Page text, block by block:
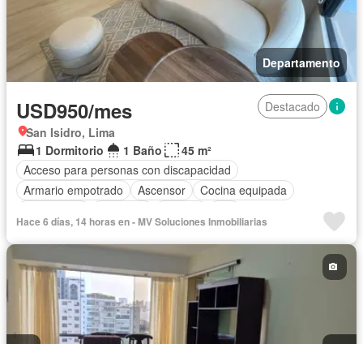
Departamento
USD950/mes
Destacado
San Isidro, Lima
1 Dormitorio
1 Baño
45 m²
Acceso para personas con discapacidad
Armario empotrado
Ascensor
Cocina equipada
Completamente amoblado
Hace 6 días, 14 horas en - MV Soluciones Inmobiliarias